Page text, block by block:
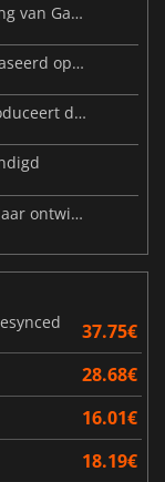
Beast of Reincarnation: de nieuwe richting van Game Freak
Big Walk is nu verkrijgbaar: een reis gebaseerd op vriendschap
Warhammer 40.000: Dawn of War 4 introduceert de Necron-factie
Vahrin's Call verschijnt eindelijk na tien jaar ontwikkeling
37.75€
28.68€
16.01€
18.19€